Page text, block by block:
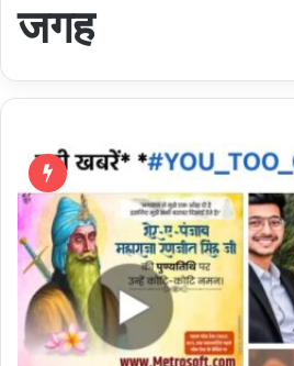
जगह